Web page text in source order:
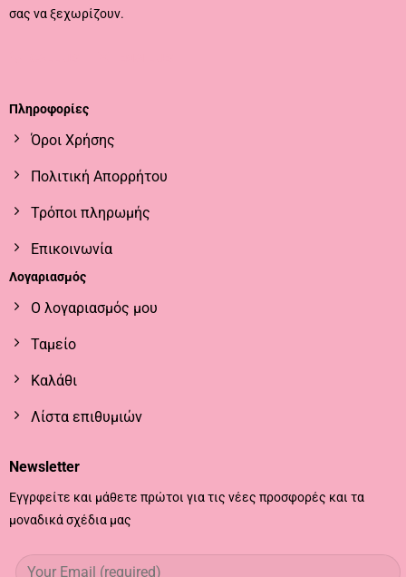
σας να ξεχωρίζουν.
Πληροφορίες
Όροι Χρήσης
Πολιτική Απορρήτου
Τρόποι πληρωμής
Επικοινωνία
Λογαριασμός
Ο λογαριασμός μου
Ταμείο
Καλάθι
Λίστα επιθυμιών
Newsletter
Εγγρφείτε και μάθετε πρώτοι για τις νέες προσφορές και τα
μοναδικά σχέδια μας